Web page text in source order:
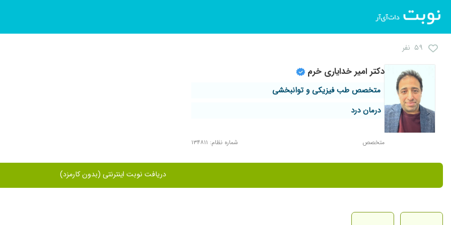
۵۹ نفر
دکتر امیر خدایاری خرم
متخصص طب فیزیکی و توانبخشی
درمان درد
متخصص شماره نظام: ۱۳۴۸۱۱
دریافت نوبت اینترنتی (بدون کارمزد)